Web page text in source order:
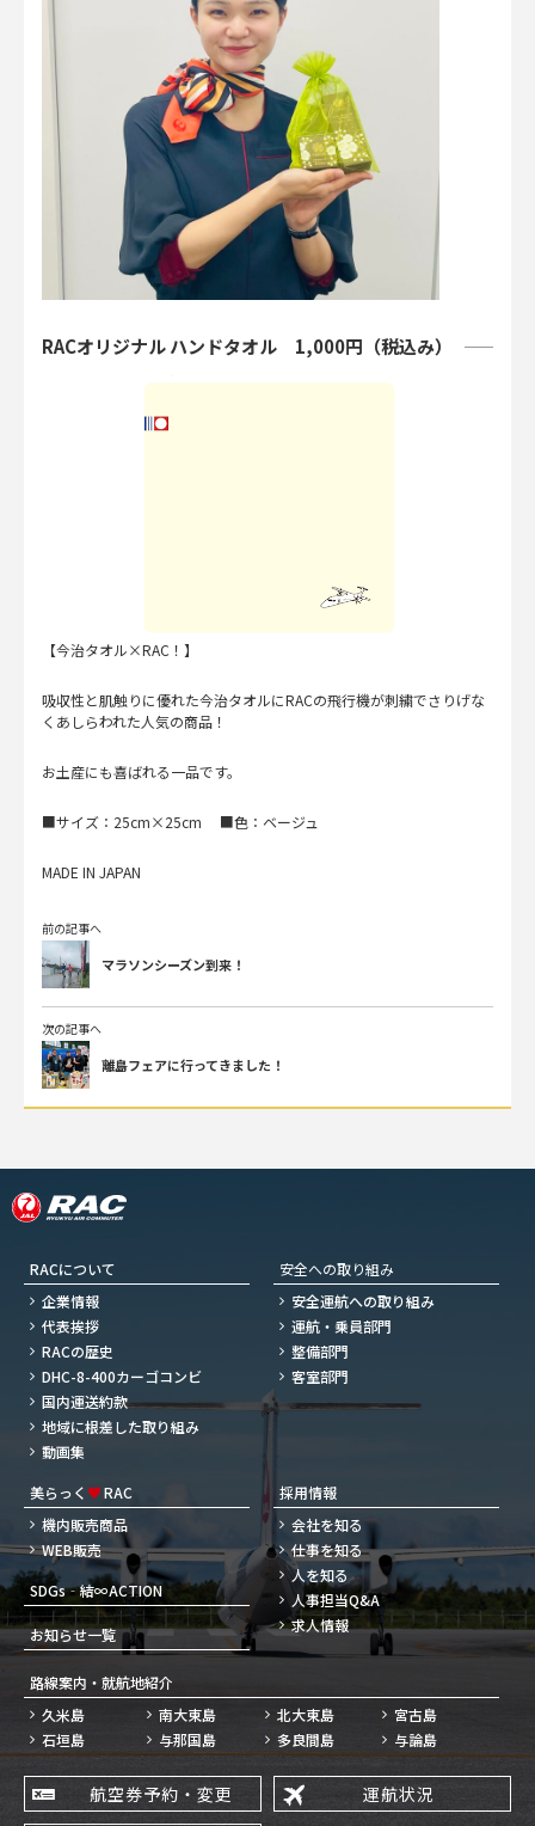
RACオリジナル ハンドタオル 1,000円（税込み）
【今治タオル×RAC！】
吸収性と肌触りに優れた今治タオルにRACの飛行機が刺繍でさりげな
くあしらわれた人気の商品！
お土産にも喜ばれる一品です。
■サイズ：25cm×25cm ■色：ベージュ
MADE IN JAPAN
前の記事へ
マラソンシーズン到来！
次の記事へ
離島フェアに行ってきました！
RACについて
企業情報
代表挨拶
RACの歴史
DHC-8-400カーゴコンビ
国内運送約款
地域に根差した取り組み
動画集
安全への取り組み
安全運航への取り組み
運航・乗員部門
整備部門
客室部門
美らっく ♥RAC
機内販売商品
WEB販売
SDGs‐結∞ACTION
お知らせ一覧
採用情報
会社を知る
仕事を知る
人を知る
人事担当Q&A
求人情報
路線案内・就航地紹介
久米島
南大東島 北大東島
宮古島
石垣島
与那国島 多良間島 与論島
航空券予約・変更 運航状況